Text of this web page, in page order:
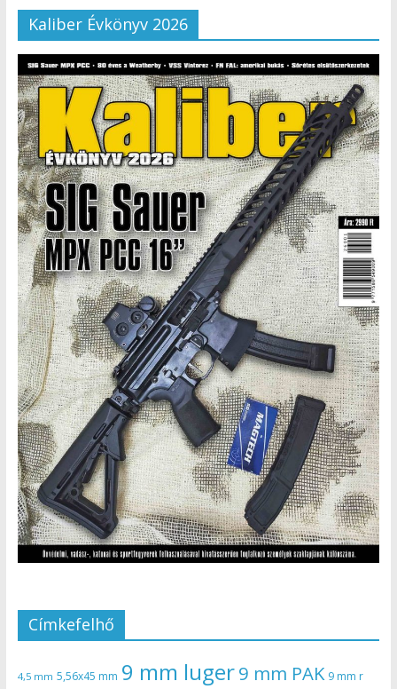
Kaliber Évkönyv 2026
Címkefelhő
4,5 mm 5,56x45 mm 9 mm luger9 mm PAK 9 mm r